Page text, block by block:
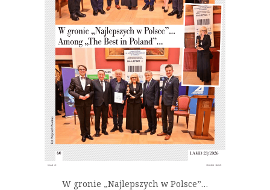
W gronie „Najlepszych w Polsce”…